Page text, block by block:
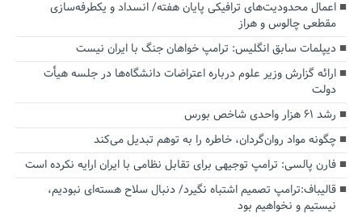
اعمال محدودیت‌های ترافیکی پایان هفته/ انسداد و یکطرفه‌سازی
مقطعی چالوس و هراز
دیپلمات سابق انگلیس:‌ ترامپ خواهان جنگ با ایران نیست
ارائه گزارش وزیر علوم درباره اعتراضات دانشگاه‌ها در جلسه هیأت
دولت
رشد ۶۱ هزار واحدی شاخص بورس
چگونه مواد روان‌گردان، خاطره را به توهم تبدیل می‌کند
فارن پالسی: ترامپ توجیهی برای تقابل نظامی با ایران ارایه نکرده است
قالیباف:ترامپ تصمیم اشتباه نگیرد/ دنبال سلاح هسته‌ای نبودیم،
نیستیم و نخواهیم بود